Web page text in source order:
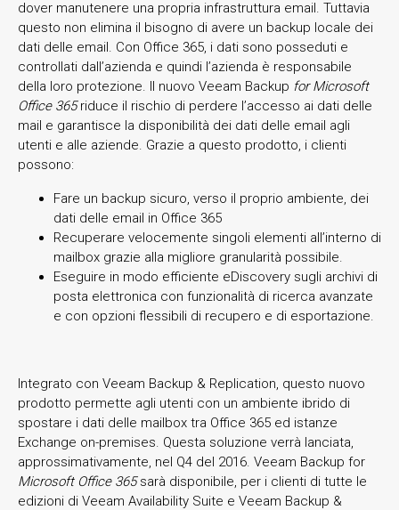
dover manutenere una propria infrastruttura email. Tuttavia
questo non elimina il bisogno di avere un backup locale dei
dati delle email. Con Office 365, i dati sono posseduti e
controllati dall’azienda e quindi l’azienda è responsabile
della loro protezione. Il nuovo Veeam Backup for Microsoft
Office 365riduce il rischio di perdere l’accesso ai dati delle
mail e garantisce la disponibilità dei dati delle email agli
utenti e alle aziende. Grazie a questo prodotto, i clienti
possono:
Fare un backup sicuro, verso il proprio ambiente, dei
dati delle email in Office 365
Recuperare velocemente singoli elementi all’interno di
mailbox grazie alla migliore granularità possibile.
Eseguire in modo efficiente eDiscovery sugli archivi di
posta elettronica con funzionalità di ricerca avanzate
e con opzioni flessibili di recupero e di esportazione.
Integrato con Veeam Backup & Replication, questo nuovo
prodotto permette agli utenti con un ambiente ibrido di
spostare i dati delle mailbox tra Office 365 ed istanze
Exchange on-premises. Questa soluzione verrà lanciata,
approssimativamente, nel Q4 del 2016. Veeam Backup for
Microsoft Office 365sarà disponibile, per i clienti di tutte le
edizioni di Veeam Availability Suite e Veeam Backup &